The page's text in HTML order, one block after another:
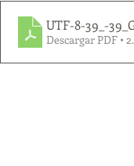
UTF-8-39_-
Descargar PDF •